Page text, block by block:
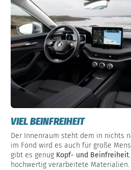
VIEL BEINFREIHEIT
Der Innenraum steht dem in nichts
im Fond wird es auch für große
gibt es genug Kopf- und Beinfreiheit
hochwertig verarbeitete Materialien.